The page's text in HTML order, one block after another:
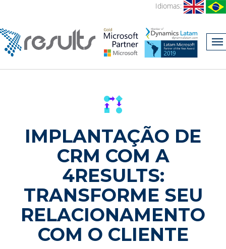
Idiomas:
IMPLANTAÇÃO DE
CRM COM A
4RESULTS:
TRANSFORME SEU
RELACIONAMENTO
COM O CLIENTE